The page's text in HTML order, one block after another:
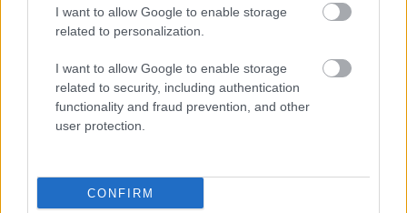
I want to allow Google to enable storage
related to personalization.
I want to allow Google to enable storage
related to security, including authentication
functionality and fraud prevention, and other
user protection.
CONFIRM